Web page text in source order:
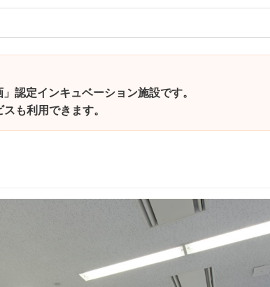
認定インキュベーション施設です。
も利用できます。